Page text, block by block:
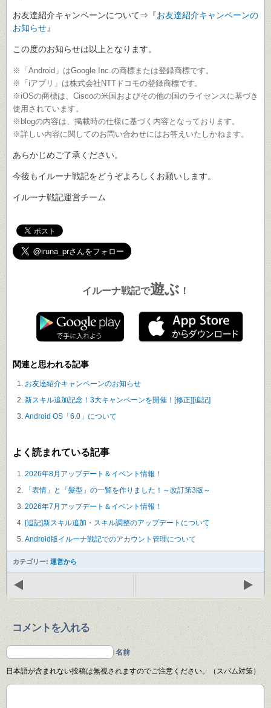
お友達紹介キャンペーンについて⇒『お友達紹介キャンペーンの
お知らせ』
この度のお知らせは以上となります。
※「Android」はGoogle Inc.の商標または登録商標です。
※「iアプリ」は株式会社NTTドコモの登録商標です。
※iOSの商標は、Ciscoの米国およびその他の国のライセンスに基づき
使用されています。
※blogの内容は、掲載時の仕様に基づく内容となっております。
※詳しい内容に関してのお問い合わせにはお答えいたしかねます。
あらかじめご了承ください。
今後もイルーナ戦記をどうぞよろしくお願いします。
イルーナ戦記運営チーム
イルーナ戦記で遊ぶ ！
関連と思われる記事
お友達紹介キャンペーンのお知らせ
新スキル追加記念！3大キャンペーンを開催！[修正][追記]
Android OS「6.0」について
よく読まれている記事
2026年8月アップデート＆イベント情報！
「表情」と「髪型」の一覧を作りました！～改訂第3版～
2026年7月アップデート＆イベント情報！
[追記]新スキル追加・スキル調整のアップデートについて
Android版イルーナ戦記でのアカウント管理について
カテゴリー: 運営から
コメントを入れる
名前
日本語が含まれない投稿は無視されますのでご注意ください。（スパム対策）